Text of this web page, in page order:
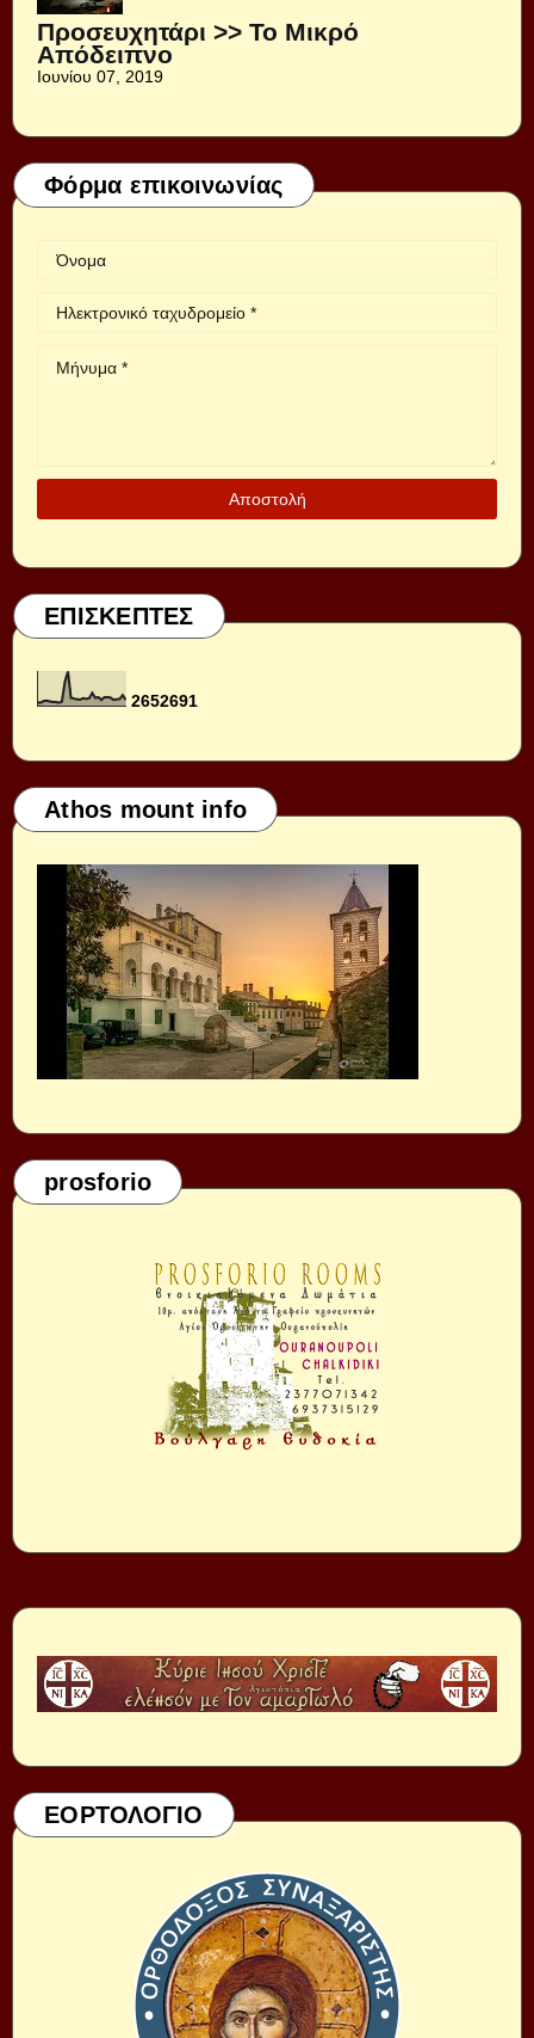
Προσευχητάρι >> Το Μικρό
Απόδειπνο
Ιουνίου 07, 2019
Φόρμα επικοινωνίας
ΕΠΙΣΚΕΠΤΕΣ
2652691
Athos mount info
prosforio
ΕΟΡΤΟΛΟΓΙΟ